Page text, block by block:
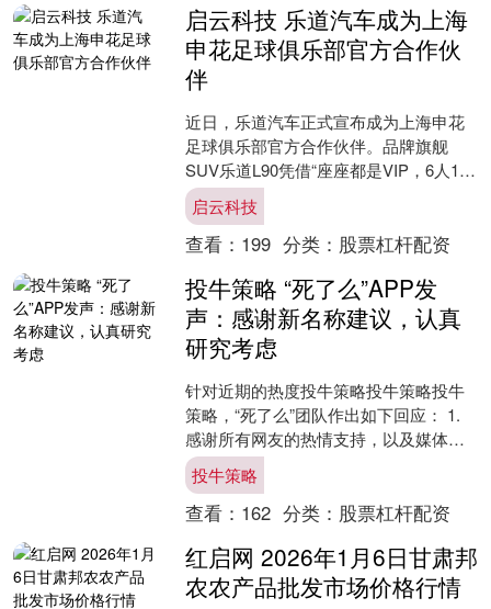
启云科技 乐道汽车成为上海
申花足球俱乐部官方合作伙
伴
近日，乐道汽车正式宣布成为上海申花
足球俱乐部官方合作伙伴。品牌旗舰
SUV乐道L90凭借“座座都是VIP，6人10
箱无压力，出门远行无焦虑”的革新产品
力与遍布上海....
启云科技
查看： 199 分类： 股票杠杆配资
投牛策略 “死了么”APP发
声：感谢新名称建议，认真
研究考虑
针对近期的热度投牛策略投牛策略投牛
策略，“死了么”团队作出如下回应： 1.
感谢所有网友的热情支持，以及媒体的
关注与报道。我们原本只是一个默默无
闻的小团队，由三....
投牛策略
查看： 162 分类： 股票杠杆配资
红启网 2026年1月6日甘肃邦
农农产品批发市场价格行情